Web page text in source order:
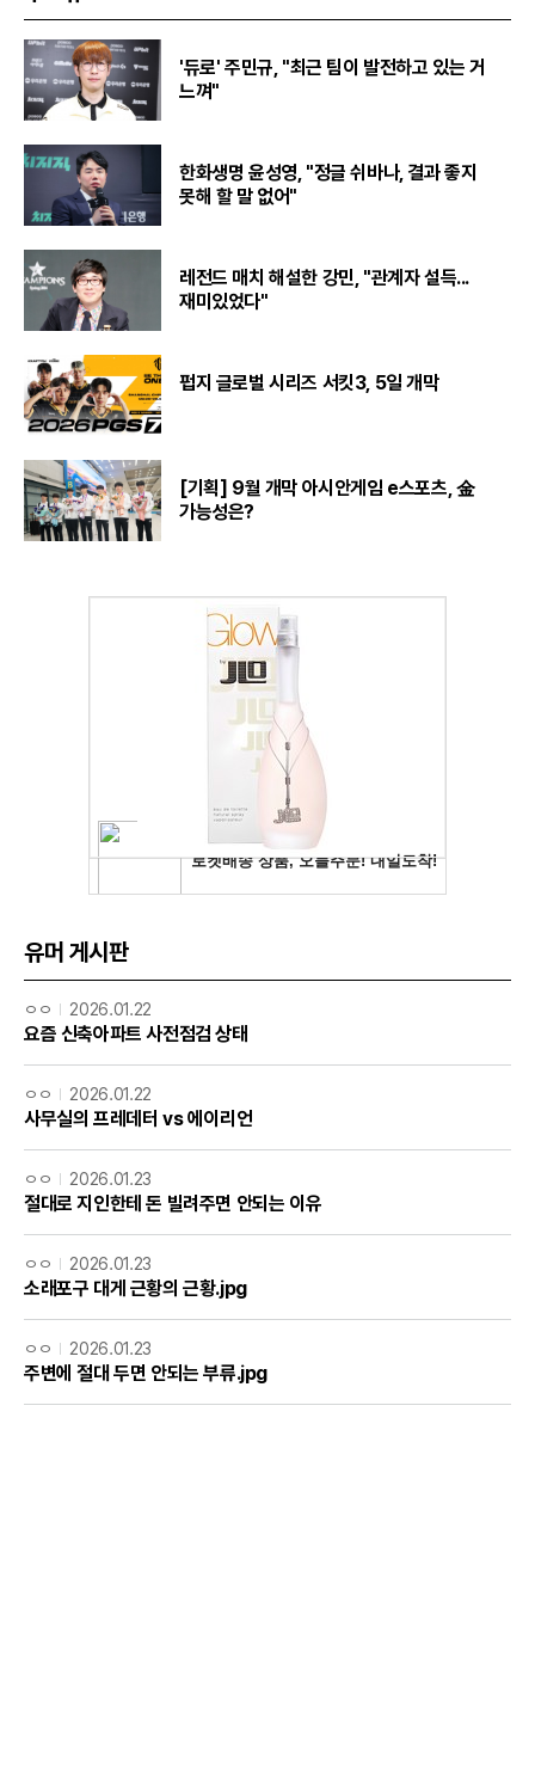
'듀로' 주민규, "최근 팀이 발전하고 있는 거
느껴"
한화생명 윤성영, "정글 쉬바나, 결과 좋지
못해 할 말 없어"
레전드 매치 해설한 강민, "관계자 설득...
재미있었다"
펍지 글로벌 시리즈 서킷3, 5일 개막
[기획] 9월 개막 아시안게임 e스포츠, 金
가능성은?
유머 게시판
ㅇㅇ 2026.01.22
요즘 신축아파트 사전점검 상태
ㅇㅇ 2026.01.22
사무실의 프레데터 vs 에이리언
ㅇㅇ 2026.01.23
절대로 지인한테 돈 빌려주면 안되는 이유
ㅇㅇ 2026.01.23
소래포구 대게 근황의 근황.jpg
ㅇㅇ 2026.01.23
주변에 절대 두면 안되는 부류.jpg